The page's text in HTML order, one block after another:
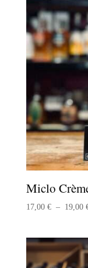
Miclo
17,00 € – 19,00